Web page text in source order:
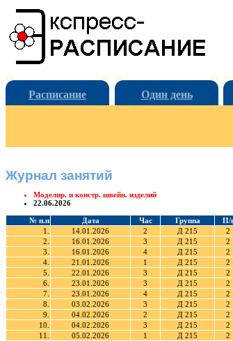
Расписание Один день
Журнал занятий
Моделир. и констр. швейн. изделий
22.06.2026
№ п.п Дата Час Группа П/
1.
14.01.2026 2 Д 215 2
2.
16.01.2026 3 Д 215 2
3.
16.01.2026 4 Д 215 2
4.
21.01.2026 1 Д 215 2
5.
22.01.2026 3 Д 215 2
6.
23.01.2026 3 Д 215 2
7.
23.01.2026 4 Д 215 2
8.
03.02.2026 3 Д 215 2
9.
04.02.2026 2 Д 215 2
10.
04.02.2026 3 Д 215 2
11.
05.02.2026 1 Д 215 2